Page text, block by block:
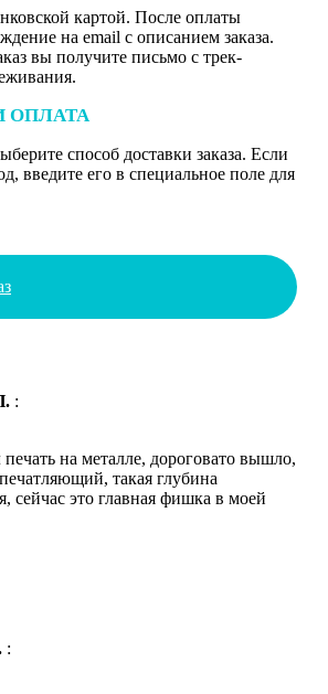
картой. После оплаты
на email с описанием заказа.
вы получите письмо с трек-
ОПЛАТА
способ доставки заказа. Если
введите его в специальное поле для
:
на металле, дороговато вышло,
такая глубина
сейчас это главная фишка в моей
: